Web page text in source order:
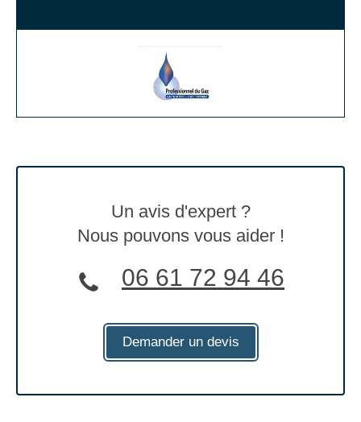
Un avis d'expert ?
Nous pouvons vous aider !
06 61 72 94 46
Demander un devis